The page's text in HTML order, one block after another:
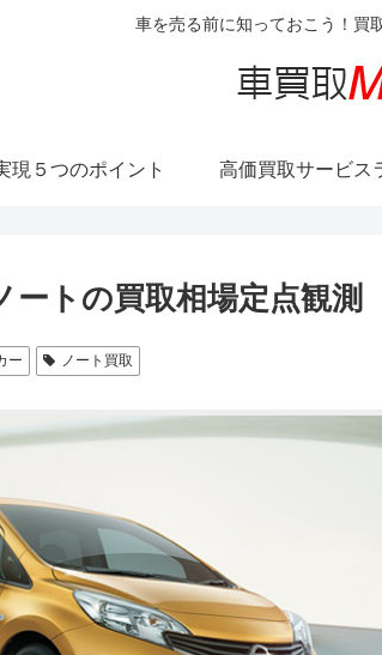
車を売る前に知っておこう！買
現５つのポイント 高価買取サービス
ートの買取相場定点観測
ー ノート買取